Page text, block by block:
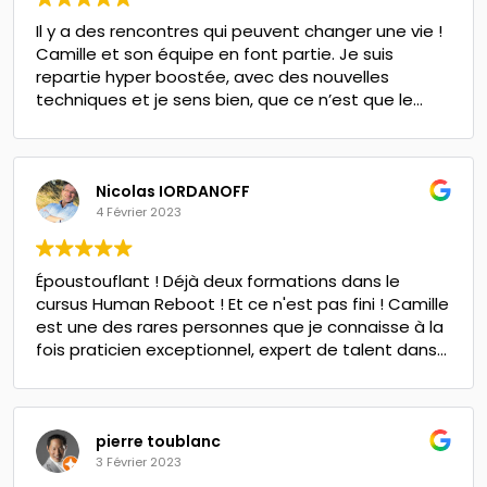
Il y a des rencontres qui peuvent changer une vie !
Camille et son équipe en font partie. Je suis
repartie hyper boostée, avec des nouvelles
techniques et je sens bien, que ce n’est que le
pratiqué une technique en séance et ça a fait la
boostée et elle a tourné la page de son ancien job
! Je recommande vivement cette formation PNL
avec Camille !
Nicolas IORDANOFF
4 Février 2023
Époustouflant ! Déjà deux formations dans le
cursus Human Reboot ! Et ce n'est pas fini ! Camille
est une des rares personnes que je connaisse à la
fois praticien exceptionnel, expert de talent dans
c'est pour moi vivre un moment exceptionnel et là
non moins talentueuse Marie Lys Antoniotti pour sa
présence efficiente et rassurante ! Bravo les
pierre toublanc
3 Février 2023